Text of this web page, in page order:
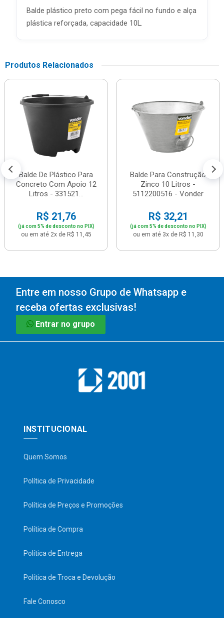
Balde plástico preto com pega fácil no fundo e alça
plástica reforçada, capacidade 10L.
Produtos Relacionados
Balde De Plástico Para
Concreto Com Apoio 12
Litros - 331521...
R$ 21,76
(já com 5% de desconto no PIX)
ou em até 2x de R$ 11,45
Balde Para Construção
Zinco 10 Litros -
5112200516 - Vonder
R$ 32,21
(já com 5% de desconto no PIX)
ou em até 3x de R$ 11,30
Entre em nosso Grupo de Whatsapp e
receba ofertas exclusivas!
Entrar no grupo
INSTITUCIONAL
Quem Somos
Política de Privacidade
Política de Preços e Promoções
Política de Compra
Política de Entrega
Política de Troca e Devolução
Fale Conosco